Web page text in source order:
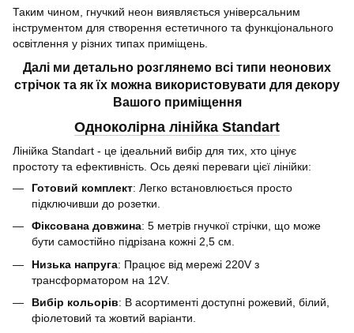
Таким чином, гнучкий неон виявляється універсальним
інструментом для створення естетичного та функціонального
освітлення у різних типах приміщень.
Далі ми детально розглянемо всі типи неонових
стрічок та як їх можна використовувати для декору
Вашого приміщення
Одноколірна лінійка Standart
Лінійка Standart - це ідеальний вибір для тих, хто цінує
простоту та ефективність. Ось деякі переваги цієї лінійки:
Готовий комплект: Легко встановлюється просто
підключивши до розетки.
Фіксована довжина: 5 метрів гнучкої стрічки, що може
бути самостійно підрізана кожні 2,5 см.
Низька напруга: Працює від мережі 220V з
трансформатором на 12V.
Вибір кольорів: В асортименті доступні рожевий, білий,
фіолетовий та жовтий варіанти.